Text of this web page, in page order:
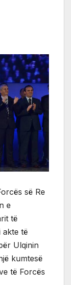
së Re
e
të
akte të
Ulqinin
kumtesë
të Forcës